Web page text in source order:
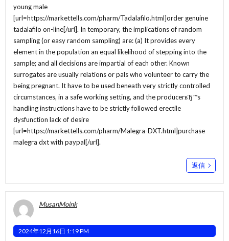
young male
[url=https://markettells.com/pharm/Tadalafilo.html]order genuine
tadalafilo on-line[/url]. In temporary, the implications of random
sampling (or easy random sampling) are: (a) It provides every
element in the population an equal likelihood of stepping into the
sample; and all decisions are impartial of each other. Known
surrogates are usually relations or pals who volunteer to carry the
being pregnant. It have to be used beneath very strictly controlled
circumstances, in a safe working setting, and the producerвЂ™s
handling instructions have to be strictly followed erectile
dysfunction lack of desire
[url=https://markettells.com/pharm/Malegra-DXT.html]purchase
malegra dxt with paypal[/url].
返信
MusanMoink
2024年12月16日 1:19 PM